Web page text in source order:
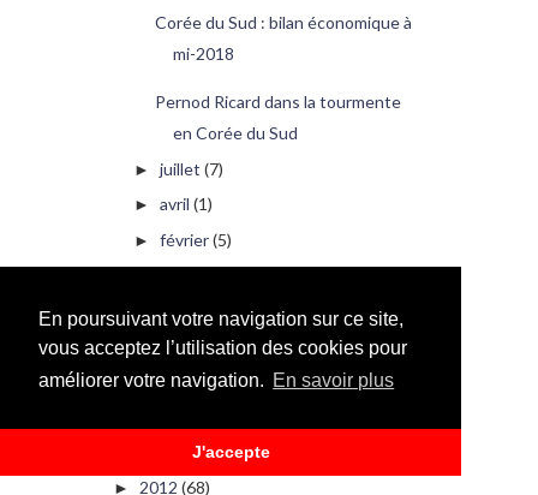
En poursuivant votre navigation sur ce site,
vous acceptez l’utilisation des cookies pour
améliorer votre navigation. En savoir plus
J'accepte
Corée du Sud : bilan économique à
mi-2018
Pernod Ricard dans la tourmente
en Corée du Sud
► juillet (7)
► avril (1)
► février(5)
►2017 (21)
►2016 (1)
►2015(7)
(108)
► 2012 (68)